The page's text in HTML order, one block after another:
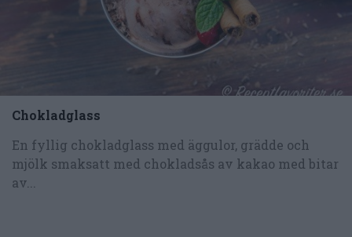
Chokladglass
En fyllig chokladglass med äggulor, grädde och
mjölk smaksatt med chokladsås av kakao med bitar
av...